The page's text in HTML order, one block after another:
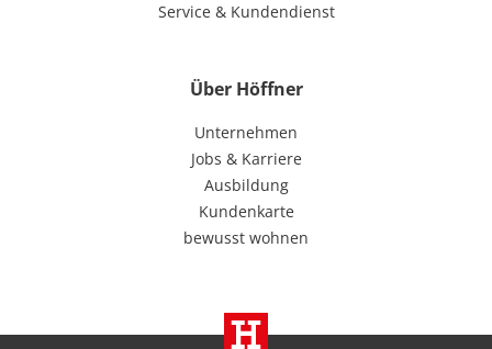
Service & Kundendienst
Über Höffner
Unternehmen
Jobs & Karriere
Ausbildung
Kundenkarte
bewusst wohnen